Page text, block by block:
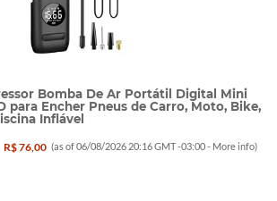
Bomba De Ar Portátil Digital Mini
para Encher Pneus de Carro, Moto, Bike,
Inflável
R$ 76,00 (as of 06/08/2026 20:16 GMT -03:00 - More info)